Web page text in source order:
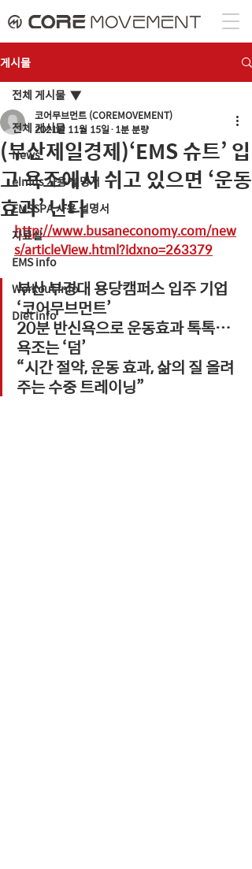
게시물
전체 게시물
News
elmus 사용 설명서
EMSSPA 사용 설명서
자료실
EMS info
Workout info
Diet info
전체 게시물
(부산제일경제)‘EMS 슈트’ 입
고 욕조에서 쉬고 있으면 ‘운동
효과’ 난다
코어무브먼트 (COREMOVEMENT)
2021년 11월 15일 1분 분량
http://www.busaneconomy.com/new
s/articleView.html?idxno=263379
부산 부경대 용당캠퍼스 입주 기업
‘코어무브먼트’
20분 반신욕으로 운동효과 톡톡…
욕조는 ‘덤’
“시간 절약, 운동 효과, 삶의 질 올려
주는 수중 트레이닝”